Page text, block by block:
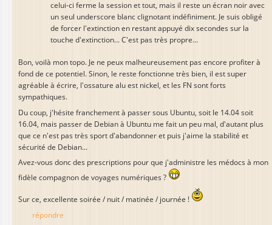
celui-ci ferme la session et tout, mais il reste un écran noir avec
un seul underscore blanc clignotant indéfiniment. Je suis obligé
de forcer l'extinction en restant appuyé dix secondes sur la
touche d'extinction... C'est pas très propre...
Bon, voilà mon topo. Je ne peux malheureusement pas encore profiter à
fond de ce potentiel. Sinon, le reste fonctionne très bien, il est super
agréable à écrire, l'ossature alu est nickel, et les FN sont forts
sympathiques.
Du coup, j'hésite franchement à passer sous Ubuntu, soit le 14.04 soit
16.04, mais passer de Debian à Ubuntu me fait un peu mal, d'autant plus
que ce n'est pas très sport d'abandonner et puis j'aime la stabilité et
sécurité de Debian...
Avez-vous donc des prescriptions pour que j'administre les médocs à mon
fidèle compagnon de voyages numériques ?
Sur ce, excellente soirée / nuit / matinée / journée !
répondre